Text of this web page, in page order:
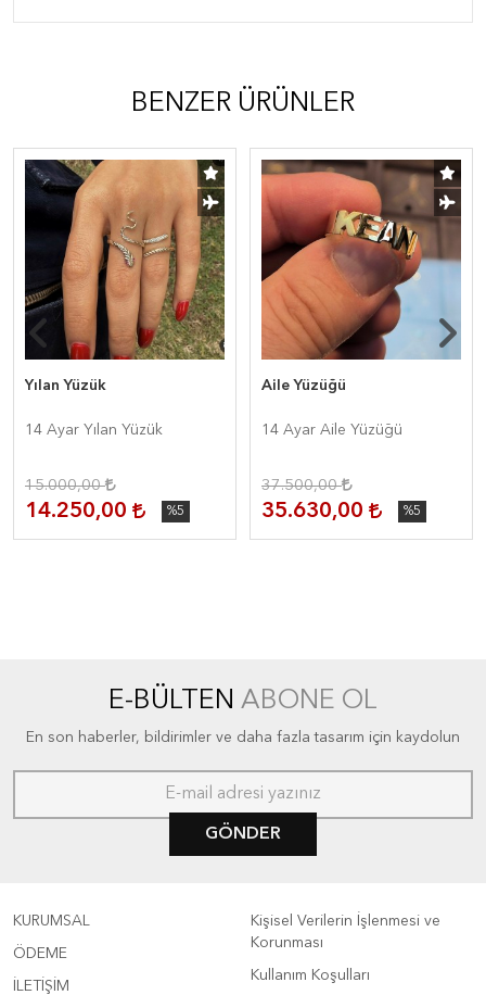
BENZER ÜRÜNLER
Yılan Yüzük
14 Ayar Yılan Yüzük
15.000,00
14.250,00 %5
Aile Yüzüğü
14 Ayar Aile Yüzüğü
37.500,00
35.630,00 %5
E-BÜLTEN ABONE OL
En son haberler, bildirimler ve daha fazla tasarım için kaydolun
GÖNDER
KURUMSAL
ÖDEME
İLETİŞİM
Kişisel Verilerin İşlenmesi ve
Korunması
Kullanım Koşulları